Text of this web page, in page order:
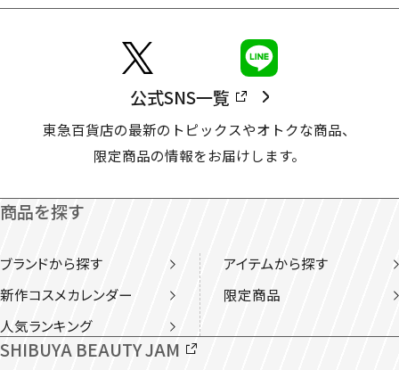
公式SNS一覧
東急百貨店の最新のトピックスやオトクな商品、
限定商品の情報をお届けします。
商品を探す
ブランドから探す
アイテムから探す
新作コスメカレンダー
限定商品
人気ランキング
SHIBUYA BEAUTY JAM